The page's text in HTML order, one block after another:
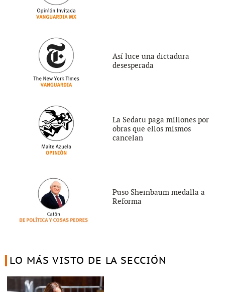
Así luce una dictadura
desesperada
La Sedatu paga millones por
obras que ellos mismos
cancelan
Puso Sheinbaum medalla a
Reforma
LO MÁS VISTO DE LA SECCIÓN